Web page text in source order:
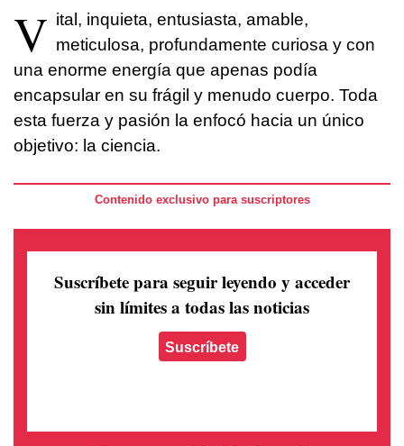
V ital, inquieta, entusiasta, amable,
meticulosa, profundamente curiosa y con
una enorme energía que apenas podía
encapsular en su frágil y menudo cuerpo. Toda
esta fuerza y pasión la enfocó hacia un único
objetivo: la ciencia.
Contenido exclusivo para suscriptores
Suscríbete para seguir leyendo y acceder
sin límites a todas las noticias
Suscríbete